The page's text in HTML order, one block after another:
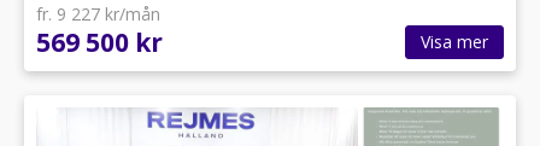
fr. 9 227 kr/mån
569 500 kr Visa mer